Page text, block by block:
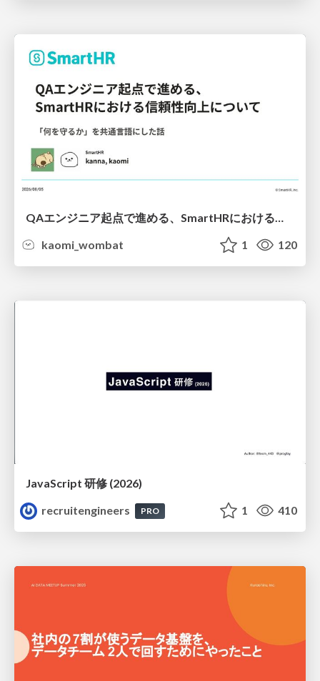
kaomi_wombat
1 120
JavaScript 研修 (2026)
recruitengineers
PRO 1 410